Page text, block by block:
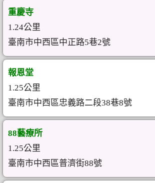
重慶寺
1.24公里
臺南市中西區中正路5巷2號
報恩堂
1.25公里
臺南市中西區忠義路二段38巷8號
88藝療所
1.25公里
臺南市中西區普濟街88號